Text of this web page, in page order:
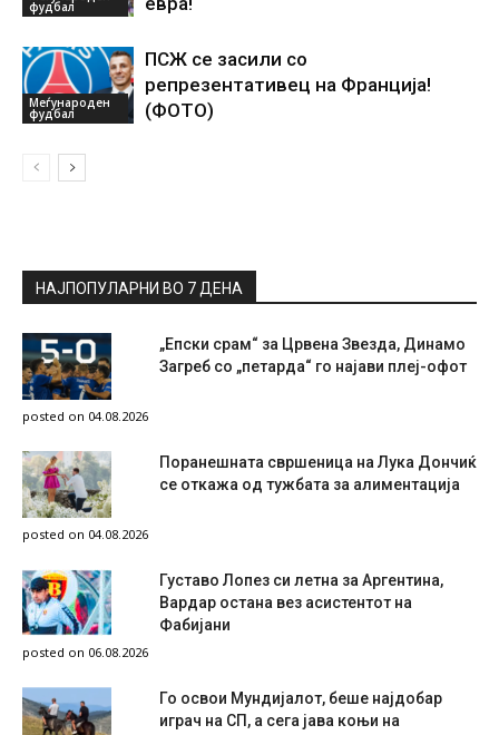
фудбал
Меѓународен
фудбал
ПСЖ се засили со
репрезентативец на Франција!
(ФОТО)
НАЈПОПУЛАРНИ ВО 7 ДЕНА
„Епски срам“ за Црвена Звезда, Динамо
Загреб со „петарда“ го најави плеј-офот
posted on 04.08.2026
Поранешната свршеница на Лука Дончиќ
се откажа од тужбата за алиментација
posted on 04.08.2026
Густаво Лопез си летна за Аргентина,
Вардар остана вез асистентот на
Фабијани
posted on 06.08.2026
Го освои Мундијалот, беше најдобар
играч на СП, а сега јава коњи на